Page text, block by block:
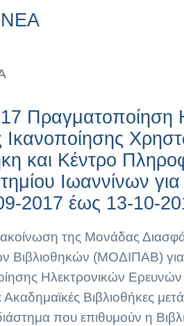
ΝΕΑ
Πραγματοποίηση
Ικανοποίησης
και Κέντρο
Ιωαννίνων
2017 έως 13-10-
της Μονάδας
Βιβλιοθηκών (ΜΟΔΙΠΑΒ) για
Ηλεκτρονικών Ερευνών
Βιβλιοθήκες
που επιθυμούν η